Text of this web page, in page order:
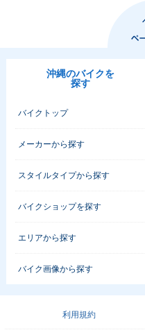
沖縄のバイクを
探す
バイクトップ
メーカーから探す
スタイルタイプから探す
バイクショップを探す
エリアから探す
バイク画像から探す
利用規約